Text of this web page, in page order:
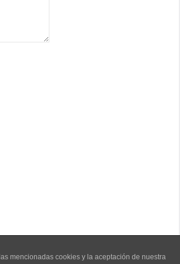
mencionadas cookies y la aceptación de nuestra